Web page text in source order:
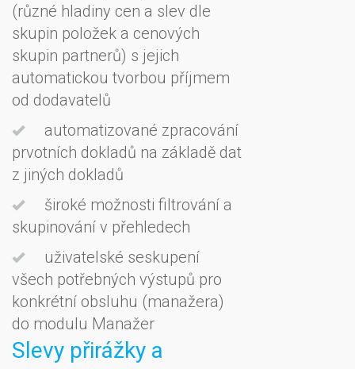
(různé hladiny cen a slev dle
skupin položek a cenových
skupin partnerů) s jejich
automatickou tvorbou příjmem
od dodavatelů
automatizované zpracování
prvotních dokladů na základě dat
z jiných dokladů
široké možnosti filtrování a
skupinování v přehledech
uživatelské seskupení
všech potřebných výstupů pro
konkrétní obsluhu (manažera)
do modulu Manažer
Slevy přirážky a